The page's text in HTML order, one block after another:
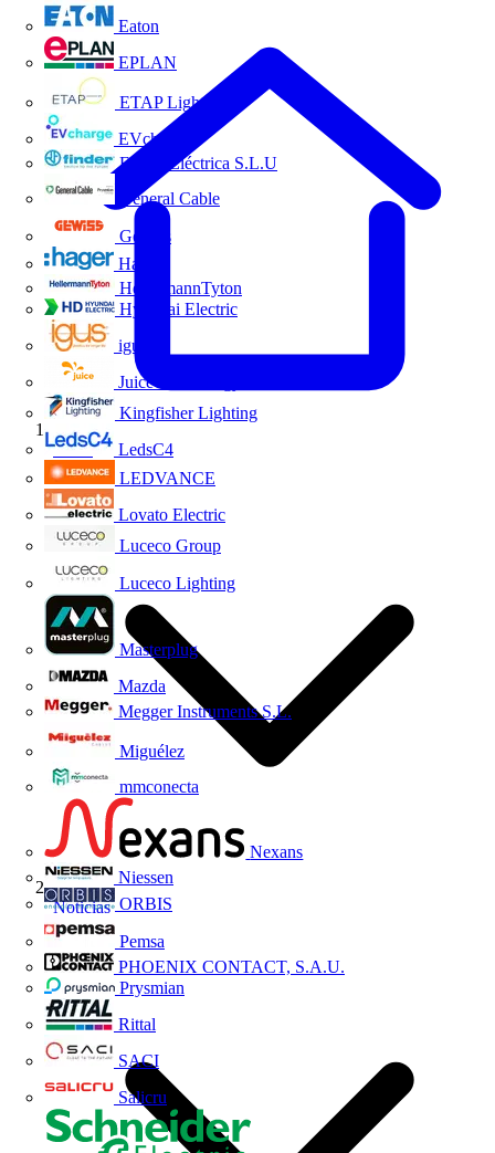
Eaton
EPLAN
ETAP Lighting
EVcharge
Finder Eléctrica S.L.U
General Cable
Gewiss
Hager
HellermannTyton
Hyundai Electric
igus
Juice Technology
Kingfisher Lighting
LedsC4
LEDVANCE
Lovato Electric
Luceco Group
Luceco Lighting
Masterplug
Mazda
Megger Instruments S.L.
Miguélez
mmconecta
Nexans
Niessen
ORBIS
Pemsa
PHOENIX CONTACT, S.A.U.
Prysmian
Rittal
SACI
Salicru
Inicio
Noticias